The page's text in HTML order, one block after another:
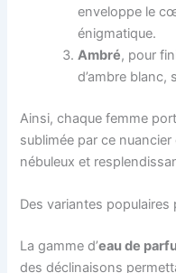
enveloppe le
énigmatique.
Ambré, pour
d’ambre blanc,
Ainsi, chaque femme
sublimée par ce
nébuleux et
Des variantes
La gamme d’eau de
des déclinaisons